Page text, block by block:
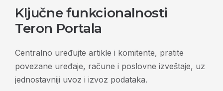
Ključne funkcionalnosti
Teron Portala
Centralno uređujte artikle i komitente, pratite
povezane uređaje, račune i poslovne izveštaje, uz
jednostavniji uvoz i izvoz podataka.